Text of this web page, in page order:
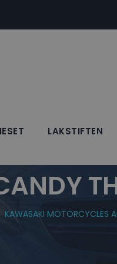
LAKSTIFTEN
KAWASAKI MOTORCYCLES